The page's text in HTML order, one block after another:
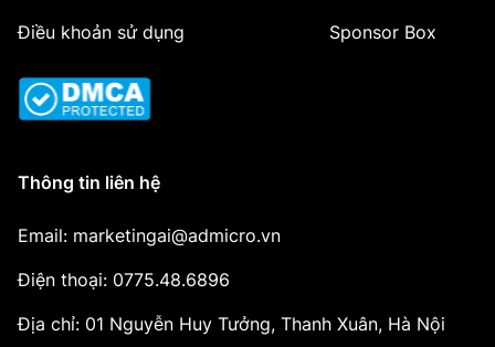
Điều khoản sử dụng
Sponsor Box
Thông tin liên hệ
Email: marketingai@admicro.vn
Điện thoại: 0775.48.6896
Địa chỉ: 01 Nguyễn Huy Tưởng, Thanh Xuân, Hà Nội